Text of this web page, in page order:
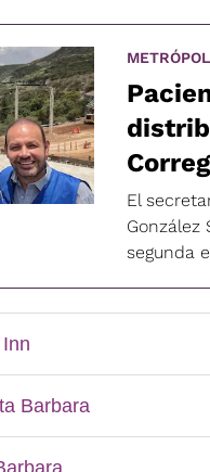
El
segunda